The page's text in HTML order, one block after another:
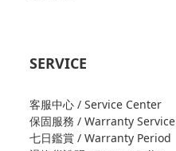
SERVICE
客服中心 / Service Center
保固服務 / Warranty Service
七日鑑賞 / Warranty Period